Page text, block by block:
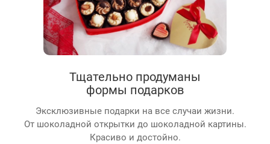
Тщательно продуманы
формы подарков
Эксклюзивные подарки на все случаи жизни.
От шоколадной открытки до шоколадной картины.
Красиво и достойно.